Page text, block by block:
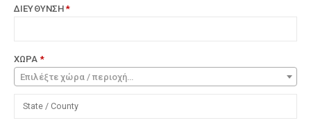
ΔΙΕΥΘΥΝΣΗ*
ΧΩΡΑ *
Επιλέξτε χώρα / περιοχή…